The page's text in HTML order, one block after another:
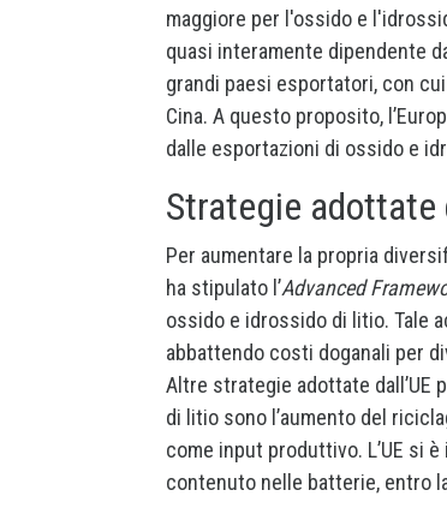
maggiore per l'ossido e
quasi interamente dipendente
grandi paesi esportatori, con
Cina. A questo proposito,
dalle esportazioni di ossido e
Strategie adottate
Per aumentare la propria
ha stipulato l’Advanced
ossido e idrossido di litio. Tale
abbattendo costi doganali per
Altre strategie adottate
di litio sono l’aumento del
come input produttivo. L’UE si
contenuto nelle batterie, entro